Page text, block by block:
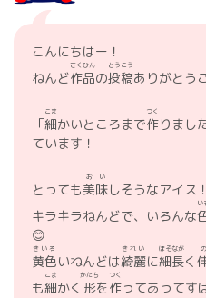
こんにちはー！
ねんど作品
さくひん
の投稿
とうこう
ありがとう
「細
こま
かいところまで作
つく
りまし
ています！
とっても美味
おい
しそうなアイス
キラキラねんどで、いろんな
い
😊
黄色
きいろ
いねんどは綺麗
きれい
に細長
ほそなが
く
の
も細
こま
かく 形
かたち
を作
つく
ってあってす